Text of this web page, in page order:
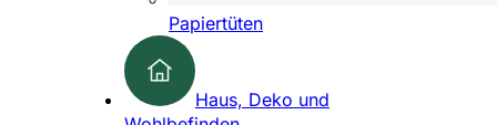
Papiertüten
Haus, Deko und